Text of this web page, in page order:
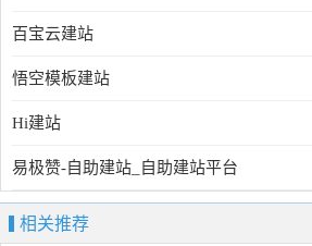
百宝云建站
悟空模板建站
Hi建站
易极赞-自助建站_自助建站平台
相关推荐